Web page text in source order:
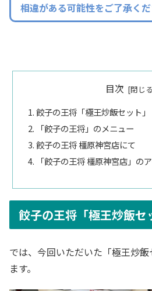
相違がある可能性をご了承くだ
目次
餃子の王将「極王炒飯セット」
「餃子の王将」のメニュー
餃子の王将 橿原神宮店にて
「餃子の王将 橿原神宮店」の
餃子の王将「極王炒飯セ
では、今回いただいた「極王炒
ます。